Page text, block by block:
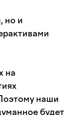
но и
на
наши
будет